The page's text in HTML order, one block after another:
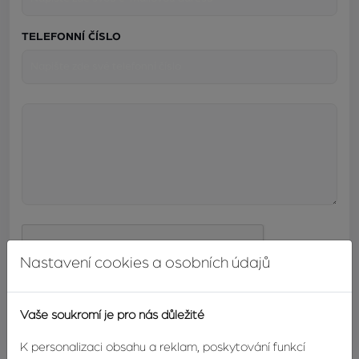
TELEFONNÍ ČÍSLO
Nastavení cookies a osobních údajů
Vaše soukromí je pro nás důležité
K personalizaci obsahu a reklam, poskytování funkcí